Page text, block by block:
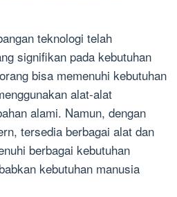
teknologi telah
signifikan pada kebutuhan
bisa memenuhi kebutuhan
alat-alat
alami. Namun, dengan
tersedia berbagai alat dan
berbagai kebutuhan
kebutuhan manusia